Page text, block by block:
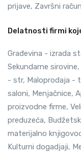
prijave, Završni
Delatnosti firmi
Građevina - izrada
Sekundarne
- str, Maloprodaja -
saloni, Menjačnice,
proizvodne firme,
preduzeća,
materijalno
Kulturni dogadjaji,